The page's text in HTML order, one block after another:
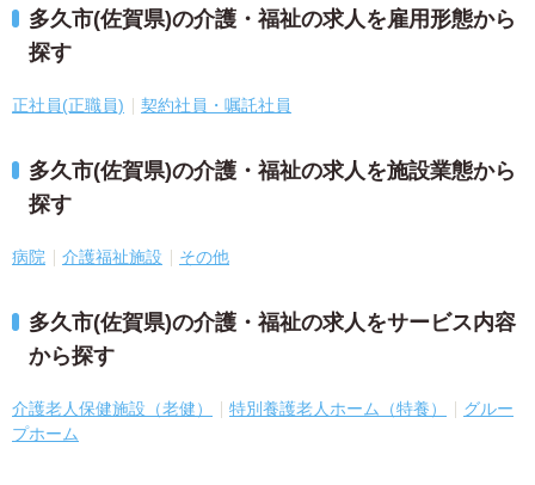
多久市(佐賀県)の介護・福祉の求人を雇用形態から
探す
正社員(正職員) 契約社員・嘱託社員
多久市(佐賀県)の介護・福祉の求人を施設業態から
探す
病院 介護福祉施設 その他
多久市(佐賀県)の介護・福祉の求人をサービス内容
から探す
介護老人保健施設（老健） 特別養護老人ホーム（特養）
グルー
プホーム